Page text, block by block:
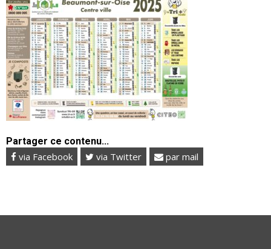
Partager ce contenu...
via Facebook via Twitter par mail